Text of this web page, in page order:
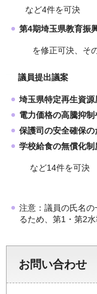
など4件を可決
第4期埼玉県教育振
を修正可決、その
議員提出議案
埼玉県特定再生資
電力価格の高騰抑
保護司の安全確保
学校給食の無償化
など14件を可決
注意：議員の氏名
るため、第1・第2
お問い合わせ